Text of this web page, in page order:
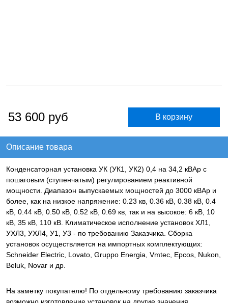
53 600 руб
Описание товара
Конденсаторная установка УК (УК1, УК2) 0,4 на 34,2 кВАр с
пошаговым (ступенчатым) регулированием реактивной
мощности. Диапазон выпускаемых мощностей до 3000 кВАр и
более, как на низкое напряжение: 0.23 кв, 0.36 кВ, 0.38 кВ, 0.4
кВ, 0.44 кВ, 0.50 кВ, 0.52 кВ, 0.69 кв, так и на высокое: 6 кВ, 10
кВ, 35 кВ, 110 кВ. Климатическое исполнение установок ХЛ1,
УХЛ3, УХЛ4, У1, У3 - по требованию Заказчика. Сборка
установок осуществляется на импортных комплектующих:
Schneider Electric, Lovato, Gruppo Energia, Vmtec, Epcos, Nukon,
Beluk, Novar и др.
На заметку покупателю! По отдельному требованию заказчика